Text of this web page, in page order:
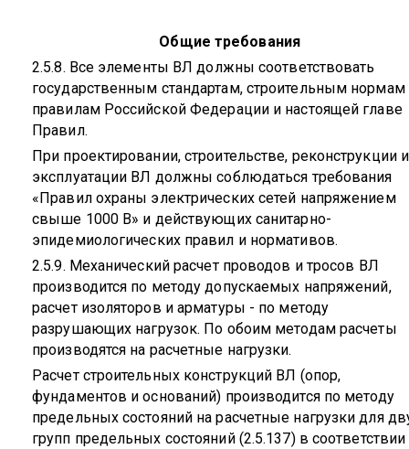
Общие требования
2.5.8. Все элементы ВЛ должны соответствовать
государственным стандартам, строительным нормам
правилам Российской Федерации и настоящей главе
Правил.
При проектировании, строительстве, реконструкции и
эксплуатации ВЛ должны соблюдаться требования
«Правил охраны электрических сетей напряжением
свыше 1000 В» и действующих санитарно-
эпидемиологических правил и нормативов.
2.5.9. Механический расчет проводов и тросов ВЛ
производится по методу допускаемых напряжений,
расчет изоляторов и арматуры - по методу
разрушающих нагрузок. По обоим методам расчеты
производятся на расчетные нагрузки.
Расчет строительных конструкций ВЛ (опор,
фундаментов и оснований) производится по методу
предельных состояний на расчетные нагрузки для
групп предельных состояний (2.5.137) в соответствии